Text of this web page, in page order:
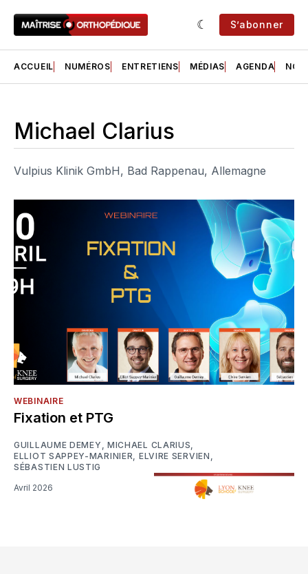
S’abonner
ACCUEIL NUMÉROS ENTRETIENS MÉDIAS AGENDA NOS
Michael Clarius
Vulpius Klinik GmbH, Bad Rappenau, Allemagne
WEBINAIRE
Fixation et PTG
GUILLAUME DEMEY , MICHAEL CLARIUS,
ELLIOT SAPPEY-MARINIER, ELVIRE SERVIEN ,
SÉBASTIEN LUSTIG
Avril 2026